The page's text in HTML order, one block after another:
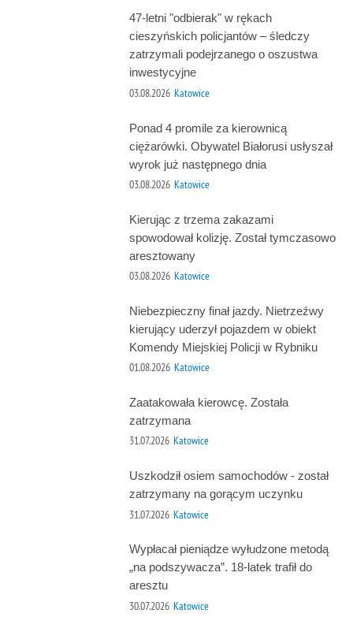
47-letni "odbierak" w rękach
cieszyńskich policjantów – śledczy
zatrzymali podejrzanego o oszustwa
inwestycyjne
03.08.2026 Katowice
Ponad 4 promile za kierownicą
ciężarówki. Obywatel Białorusi usłyszał
wyrok już następnego dnia
03.08.2026 Katowice
Kierując z trzema zakazami
spowodował kolizję. Został tymczasowo
aresztowany
03.08.2026 Katowice
Niebezpieczny finał jazdy. Nietrzeźwy
kierujący uderzył pojazdem w obiekt
Komendy Miejskiej Policji w Rybniku
01.08.2026 Katowice
Zaatakowała kierowcę. Została
zatrzymana
31.07.2026 Katowice
Uszkodził osiem samochodów - został
zatrzymany na gorącym uczynku
31.07.2026 Katowice
Wypłacał pieniądze wyłudzone metodą
„na podszywacza”. 18-latek trafił do
aresztu
30.07.2026 Katowice